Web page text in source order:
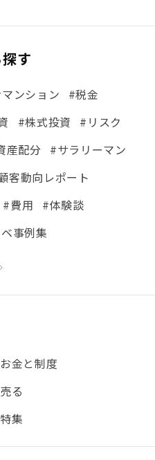
す
ンション
#税金
#株式投資
#リスク
産配分 #サラリーマン
客動向レポート
#費用
#体験談
事例集
住みやすさ発見！
#固定資産税
#災害に備える
シーチャンネル
お金と制度
売る
特集